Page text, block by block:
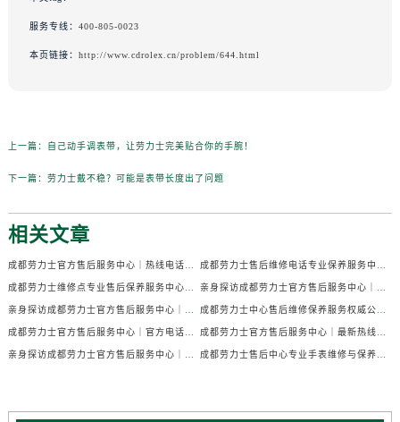
服务专线： 400-805-0023
本页链接： http://www.cdrolex.cn/problem/644.html
上一篇： 自己动手调表带，让劳力士完美贴合你的手腕！
下一篇： 劳力士戴不稳？可能是表带长度出了问题
相关文章